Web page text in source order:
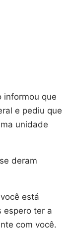
informou que
e pediu que
unidade
deram
está
espero ter a
com você.